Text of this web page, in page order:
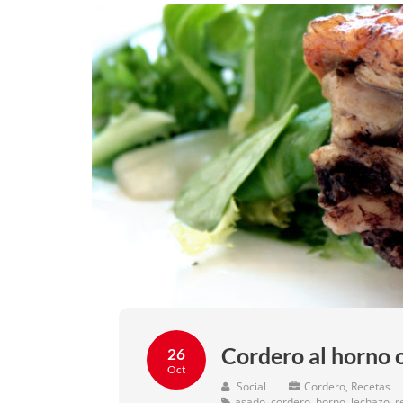
26
Oct
Cordero al horno
Social Cordero, Recetas